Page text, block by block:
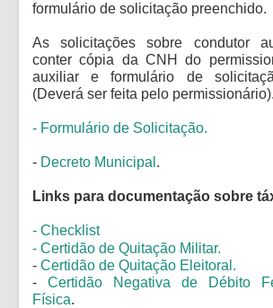
formulário de solicitação preenchido.
As solicitações sobre condutor
conter cópia da CNH do
auxiliar e formulário de
(Deverá ser feita pelo permissionário).
- Formulário de Solicitação.
- Decreto Municipal .
Links para documentação sobre
- Checklist
- Certidão de Quitação Militar.
- Certidão de Quitação Eleitoral.
- Certidão Negativa de Débito
Física.